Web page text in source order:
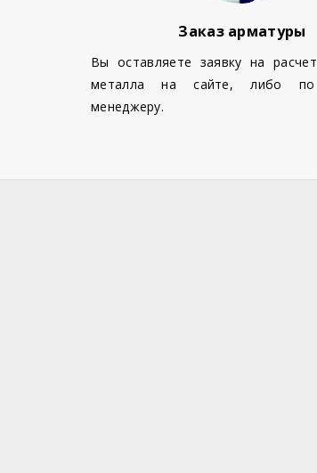
Заказ арматуры
Вы оставляете заявку на
металла на сайте, либо по
менеджеру.